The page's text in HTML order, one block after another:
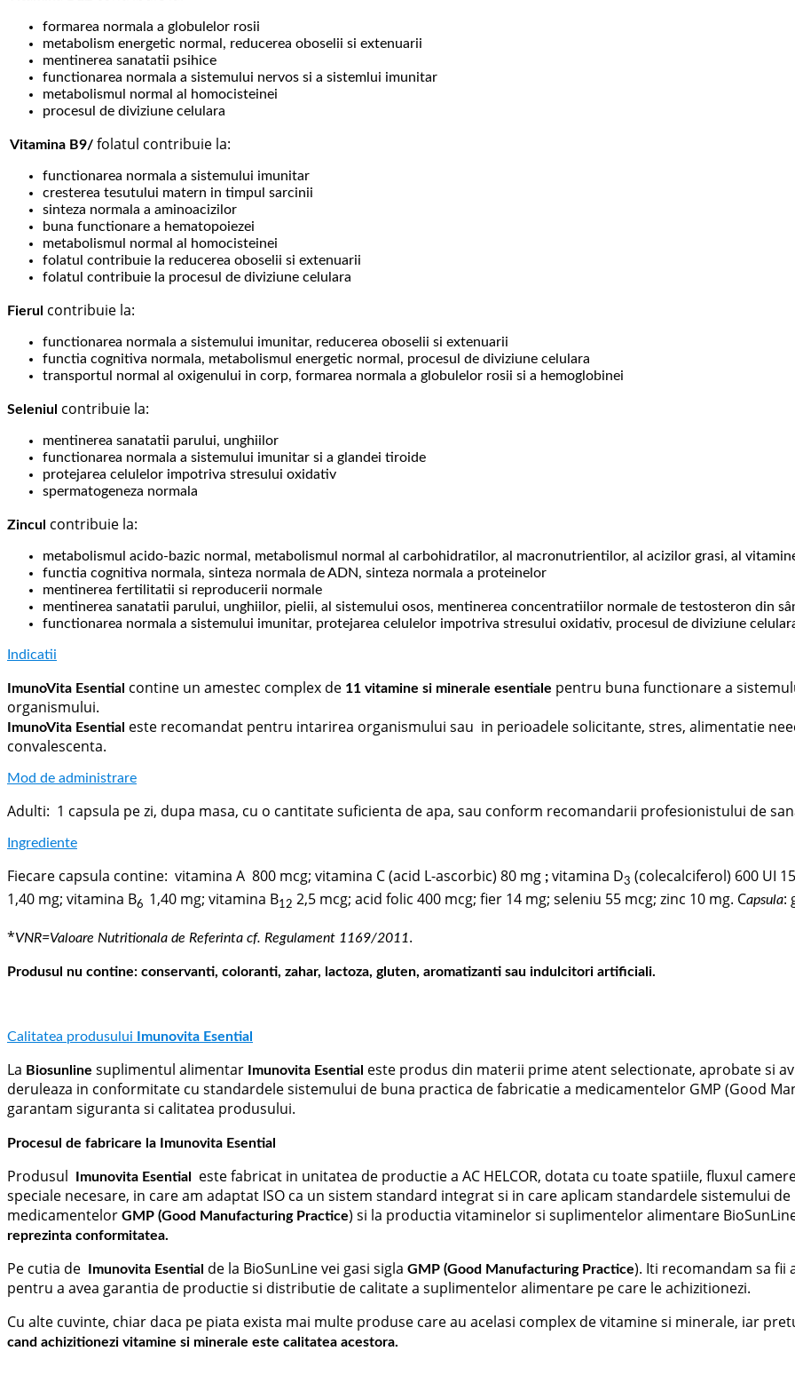
formarea normala a globulelor rosii
metabolism energetic normal, reducerea oboselii si extenuarii
mentinerea sanatatii psihice
functionarea normala a sistemului nervos si a sistemlui imunitar
metabolismul normal al homocisteinei
procesul de diviziune celulara
Vitamina B9/ folatul contribuie la:
functionarea normala a sistemului imunitar
cresterea tesutului matern in timpul sarcinii
sinteza normala a aminoacizilor
buna functionare a hematopoiezei
metabolismul normal al homocisteinei
folatul contribuie la reducerea oboselii si extenuarii
folatul contribuie la procesul de diviziune celulara
Fierul contribuie la:
functionarea normala a sistemului imunitar, reducerea oboselii si extenuarii
functia cognitiva normala, metabolismul energetic normal, procesul de diviziune celulara
transportul normal al oxigenului in corp, formarea normala a globulelor rosii si a hemoglobinei
Seleniul contribuie la:
mentinerea sanatatii parului, unghiilor
functionarea normala a sistemului imunitar si a glandei tiroide
protejarea celulelor impotriva stresului oxidativ
spermatogeneza normala
Zincul contribuie la:
metabolismul acido-bazic normal, metabolismul normal al carbohidratilor, al macronutrientilor, al acizilor grasi, al
functia cognitiva normala, sinteza normala de ADN, sinteza normala a proteinelor
mentinerea fertilitatii si reproducerii normale
mentinerea sanatatii parului, unghiilor, pielii, al sistemului osos, mentinerea concentratiilor normale de testosteron din
functionarea normala a sistemului imunitar, protejarea celulelor impotriva stresului oxidativ, procesul de diviziune
Indicatii
ImunoVita Esential contine un amestec complex de 11 vitamine si minerale esentiale pentru buna functionare a
organismului.
ImunoVita Esential este recomandat pentru intarirea organismului sau in perioadele solicitante, stres, alimentatie
convalescenta.
Mod de administrare
Adulti: 1 capsula pe zi, dupa masa, cu o cantitate suficienta de apa, sau conform recomandarii profesionistului de
Ingrediente
Fiecare capsula contine: vitamina A 800 mcg; vitamina C (acid L-ascorbic) 80 mg ; vitamina D3 (colecalciferol) 600 UI
1,40 mg; vitamina B6 1,40 mg; vitamina B12 2,5 mcg; acid folic 400 mcg; fier 14 mg; seleniu 55 mcg; zinc 10 mg. Capsula:
*VNR=Valoare Nutritionala de Referinta cf. Regulament 1169/2011.
Produsul nu contine: conservanti, coloranti, zahar, lactoza, gluten, aromatizanti sau indulcitori artificiali.
Calitatea produsului Imunovita Esential
La Biosunline suplimentul alimentar Imunovita Esential este produs din materii prime atent selectionate, aprobate si
deruleaza in conformitate cu standardele sistemului de buna practica de fabricatie a medicamentelor GMP (Good
garantam siguranta si calitatea produsului.
Procesul de fabricare la Imunovita Esential
Produsul Imunovita Esential
este fabricat in unitatea de productie a AC HELCOR, dotata cu toate spatiile, ﬂuxul
speciale necesare, in care am adaptat ISO ca un sistem standard integrat si in care aplicam standardele sistemului
medicamentelor GMP (Good Manufacturing Practice) si la productia vitaminelor si suplimentelor alimentare
reprezinta conformitatea.
Pe cutia de Imunovita Esential de la BioSunLine vei gasi sigla GMP (Good Manufacturing Practice). Iti recomandam sa fii
pentru a avea garantia de productie si distributie de calitate a suplimentelor alimentare pe care le achizitionezi.
Cu alte cuvinte, chiar daca pe piata exista mai multe produse care au acelasi complex de vitamine si minerale, iar
cand achizitionezi vitamine si minerale este calitatea acestora.